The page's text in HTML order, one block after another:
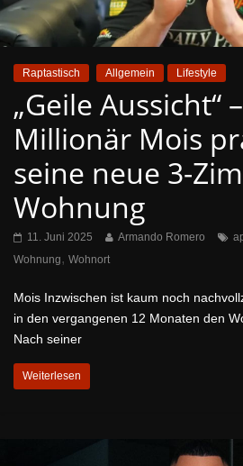
Raptastisch Allgemein Lifestyle
„Geile Aussicht“
Millionär Mois
seine neue 3-
Wohnung
11. Juni 2025 Armando Romero
Wohnung, Wohnort
Mois Inzwischen ist kaum noch
in den vergangenen 12 Monaten den
Nach seiner
Weiterlesen